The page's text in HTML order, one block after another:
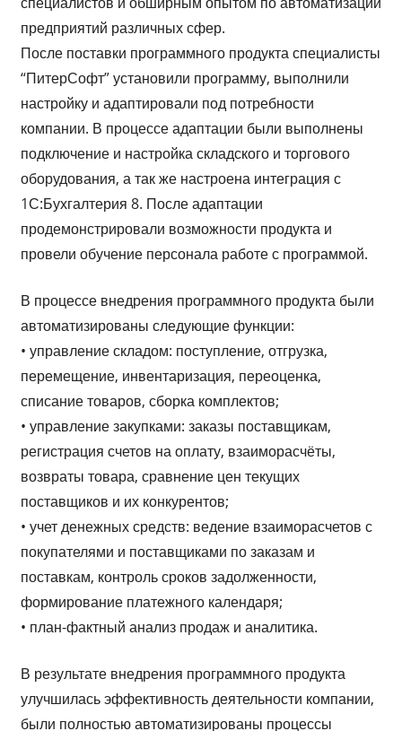
предприятий различных сфер.
После поставки программного продукта специалисты
“ПитерСофт” установили программу, выполнили
настройку и адаптировали под потребности
компании. В процессе адаптации были выполнены
подключение и настройка складского и торгового
оборудования, а так же настроена интеграция с
1С:Бухгалтерия 8. После адаптации
продемонстрировали возможности продукта и
провели обучение персонала работе с программой.
В процессе внедрения программного продукта были
автоматизированы следующие функции:
• управление складом: поступление, отгрузка,
перемещение, инвентаризация, переоценка,
списание товаров, сборка комплектов;
• управление закупками: заказы поставщикам,
регистрация счетов на оплату, взаиморасчёты,
возвраты товара, сравнение цен текущих
поставщиков и их конкурентов;
• учет денежных средств: ведение взаиморасчетов с
покупателями и поставщиками по заказам и
поставкам, контроль сроков задолженности,
формирование платежного календаря;
• план-фактный анализ продаж и аналитика.
В результате внедрения программного продукта
улучшилась эффективность деятельности компании,
были полностью автоматизированы процессы